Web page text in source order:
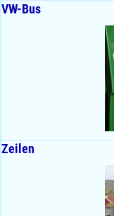
VW-Bus
Zeilen